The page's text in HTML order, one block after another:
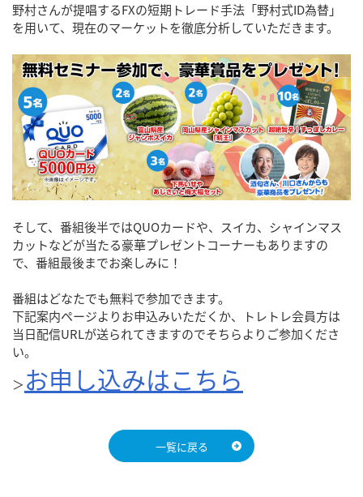
野村さんが提唱するFXの短期トレード手法「野村式ID為替」
を用いて、現在のマーケットを徹底分析していただきます。
そして、番組後半ではQUOカードや、スイカ、シャインマス
カットなどが当たる豪華プレゼントコーナーもありますの
で、番組最後までお楽しみに！
番組はどなたでも無料で参加できます。
下記案内ページよりお申込みいただくか、トレトレ会員方は
当日配信URLが送られてきますのでそちらよりご参加くださ
い。
＞お申し込みはこちら
一覧に戻る